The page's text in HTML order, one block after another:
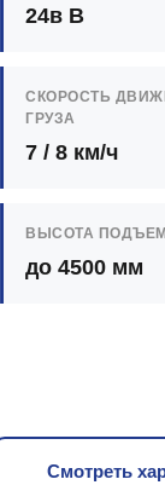
24в В
СКОРОСТЬ
ГРУЗА
7 / 8 км/ч
ВЫСОТА
до 4500 мм
Смотреть